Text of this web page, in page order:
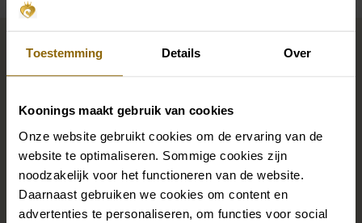
Toestemming Details Over
Koonings maakt gebruik van cookies
Onze website gebruikt cookies om de ervaring van de
website te optimaliseren. Sommige cookies zijn
noodzakelijk voor het functioneren van de website.
Daarnaast gebruiken we cookies om content en
advertenties te personaliseren, om functies voor social
Maak jouw bridallook
compleet
De perfecte trouwschoenen voor onder je trouwjurk,
maar ook kettingen, armbanden en oorbellen die
precies bij je bruidsjurk passen of een prachtige sluier,
haarband of haarspeld voor je bruidskapsel: jouw
bruidslook is pas af met bijpassende accessoires. Met